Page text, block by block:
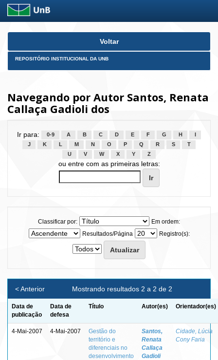
Skip
Voltar
REPOSITÓRIO INSTITUCIONAL DA UNB
Navegando por Autor Santos, Renata
Callaça Gadioli dos
Ir para: 0-9 A B C D E F G H
J
K L M N O P Q R S
T
U
V W X Y Z
ou entre com as primeiras letras:
Classificar por:
Em ordem:
Resultados/Página
Registro(s):
Mostrando resultados 2 a 2 de 2
< Anterior
Data de
publicação
Data de
defesa
Título Autor(es) Orientador(es)
4-Mai-2007 4-Mai-2007
Gestão do
território e
diferenciais no
desenvolvimento
Santos,
Renata
Callaça
Gadioli
Cidade, Lúcia
Cony Faria